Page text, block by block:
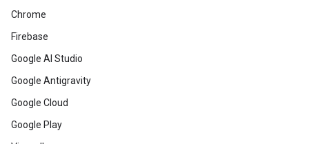
Chrome
Firebase
Google AI Studio
Google Antigravity
Google Cloud
Google Play